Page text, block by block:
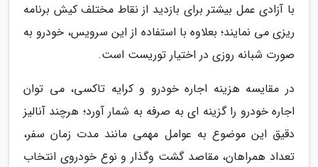
با آزادی عمل بیشتر برای بازدید از نقاط مختلف کیش برنامه
ریزی می نمایند؛ بعلاوه با استفاده از این سرویس، خودرو به
صورت شبانه روزی در اختیار توریست است.
در مقایسه هزینه اجاره خودرو و کرایه تاکسی، می توان
اجاره خودرو را گزینه ای به صرفه به شمار آورد؛ هرچند آنالیز
دقیق این موضوع به عوامل مهمی مانند مدت زمان سفر،
تعداد همراهان، مقاصد گشت وگذار و نوع خودروی انتخاب